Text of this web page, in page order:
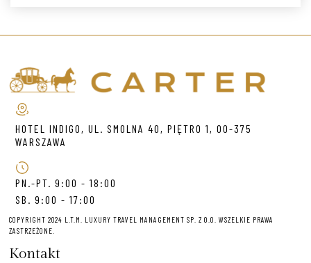
HOTEL INDIGO, UL. SMOLNA 40, PIĘTRO 1, 00-375
WARSZAWA
PN.-PT. 9:00 - 18:00
SB. 9:00 - 17:00
COPYRIGHT 2024 L.T.M. LUXURY TRAVEL MANAGEMENT SP. Z O.O. WSZELKIE PRAWA
ZASTRZEŻONE.
Kontakt